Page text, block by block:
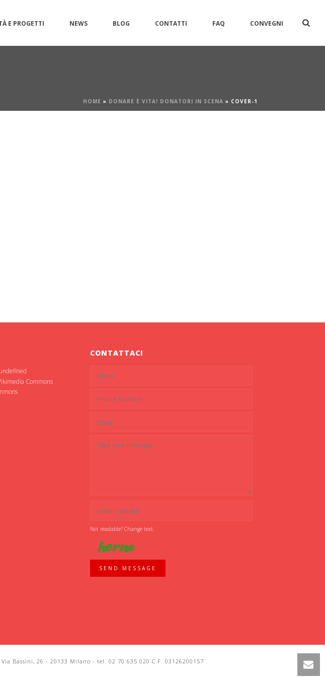
E PROGETTI NEWS BLOG CONTATTI FAQ CONVEGNI
HOME » DONARE È VITA! DONATORI IN SCENA » COVER-1
CONTATTACI
Not readable? Change text.
SEND MESSAGE
- Via Bassini, 26 - 20133 Milano - tel. 02 70 635 020 C.F. 03126200157